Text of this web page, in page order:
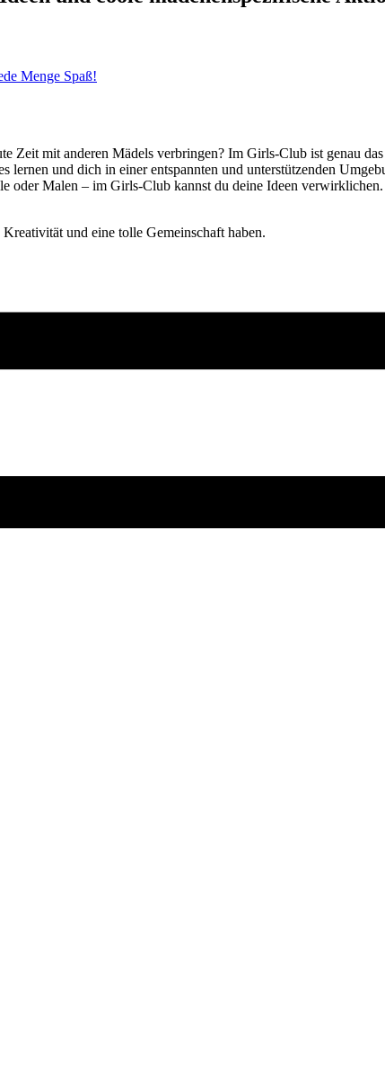
Menge Spaß!
Zeit mit anderen Mädels verbringen? Im Girls-Club ist genau
und dich in einer entspannten und unterstützenden
oder Malen – im Girls-Club kannst du deine Ideen
und eine tolle Gemeinschaft haben.